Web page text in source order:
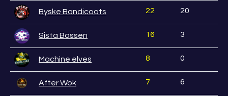
Byske Bandicoots 22 20
Sista Bossen 16 3
Machine elves 8 0
After Wok 7 6